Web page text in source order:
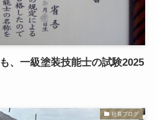
、一級塗装技能士の試験2025
社長ブログ